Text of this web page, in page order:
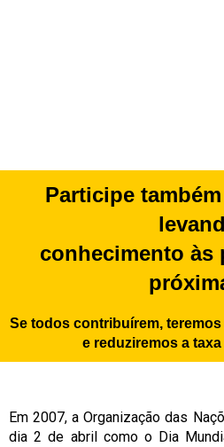
Participe
conhecimento às
Se todos contribuírem,
e reduziremos a
Em 2007, a Organização das
dia 2 de abril como o Dia